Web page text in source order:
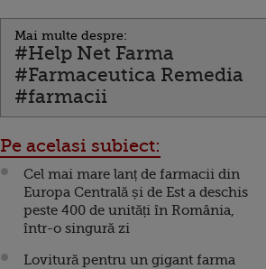
Mai multe despre:
#Help Net Farma
#Farmaceutica Remedia
#farmacii
Pe acelasi subiect:
Cel mai mare lanț de farmacii din
Europa Centrală și de Est a deschis
peste 400 de unități în România,
într-o singură zi
Lovitură pentru un gigant farma